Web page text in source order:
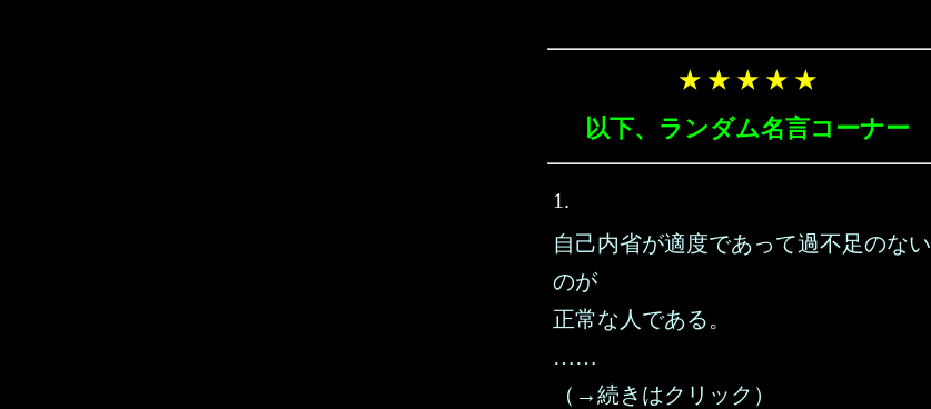
★ ★ ★ ★ ★
以下、ランダム名言コーナー
1.
自己内省が適度であって過不足のない
のが
正常な人である。
……
（→続きはクリック）